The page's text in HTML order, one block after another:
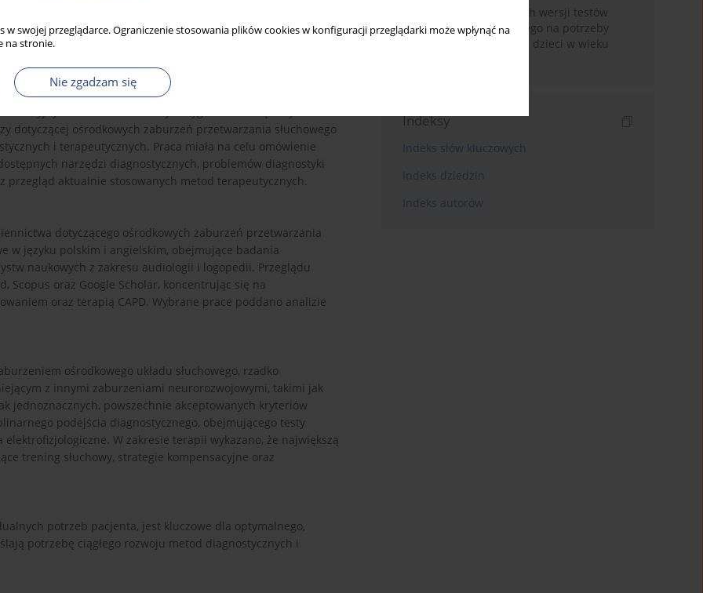
w swojej przeglądarce. Ograniczenie stosowania plików cookies w konfiguracji przeglądarki może wpłynąć na
na stronie.
Nie zgadzam się
i analizowania bodźców akustycznych, pomimo
CAPD manifestuje się deficytami w zakresie: lokalizacji i
słuchania dychotycznego, różnicowania cech
w obszarze przetwarzania czasowego, który obejmuje między
czasowych (na przykład przerw czasowych),
CAPD wpływa negatywnie na percepcję mowy w
lub zniekształconych sygnałów dźwiękowych.
dotyczącej ośrodkowych zaburzeń przetwarzania słuchowego
i terapeutycznych. Praca miała na celu omówienie
narzędzi diagnostycznych, problemów diagnostyki
aktualnie stosowanych metod terapeutycznych.
dotyczącego ośrodkowych zaburzeń przetwarzania
w języku polskim i angielskim, obejmujące badania
naukowych z zakresu audiologii i logopedii. Przeglądu
Scopus oraz Google Scholar, koncentrując się na
oraz terapią CAPD. Wybrane prace poddano analizie
ośrodkowego układu słuchowego, rzadko
z innymi zaburzeniami neurorozwojowymi, takimi jak
jednoznacznych, powszechnie akceptowanych kryteriów
podejścia diagnostycznego, obejmującego testy
W zakresie terapii wykazano, że największą
trening słuchowy, strategie kompensacyjne oraz
potrzeb pacjenta, jest kluczowe dla optymalnego,
potrzebę ciągłego rozwoju metod diagnostycznych i
Zastosowanie skróconych wersji testów
przetwarzania słuchowego na potrzeby
badań przesiewowych u dzieci w wieku
Indeksy
Indeks słów kluczowych
Indeks dziedzin
Indeks autorów